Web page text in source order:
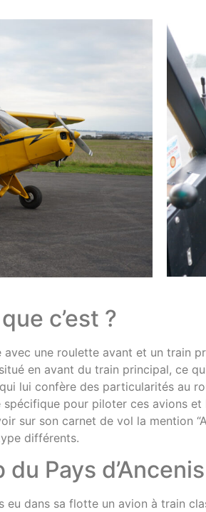
c’est ?
une roulette avant et un train
en avant du train principal, ce
lui confère des particularités au
pour piloter ces avions
sur son carnet de vol la mention
différents.
Pays d’Ancenis
eu dans sa flotte un avion à train